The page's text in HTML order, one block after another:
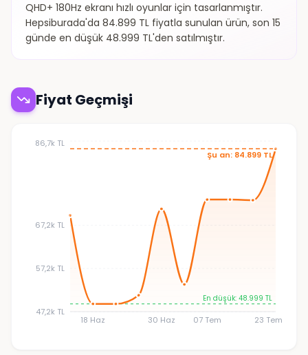
QHD+ 180Hz ekranı hızlı oyunlar için tasarlanmıştır.
Hepsiburada'da 84.899 TL fiyatla sunulan ürün, son 15
günde en düşük 48.999 TL'den satılmıştır.
Fiyat Geçmişi
18 Haz 30 Haz 07 Tem 23 Tem
47,2k TL
57,2k TL
67,2k TL
86,7k TL
Şu an: 84.899 TL
En düşük: 48.999 TL